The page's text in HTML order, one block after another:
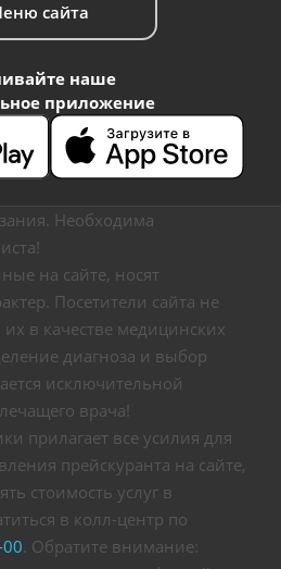
сайта
наше
приложение
Необходима
на сайте, носят
Посетители сайта не
в качестве медицинских
диагноза и выбор
исключительной
врача!
прилагает все усилия для
прейскуранта на сайте,
стоимость услуг в
в колл-центр по
. Обратите внимание: